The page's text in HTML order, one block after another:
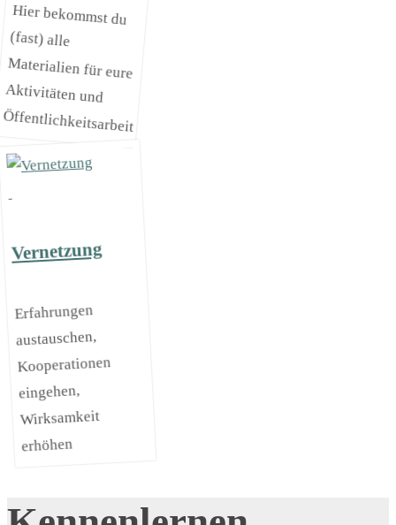
Hier bekommst du
(fast) alle
Materialien für eure
Aktivitäten und
Öffentlichkeitsarbeit
Vernetzung
Erfahrungen
austauschen,
Kooperationen
eingehen,
Wirksamkeit
erhöhen